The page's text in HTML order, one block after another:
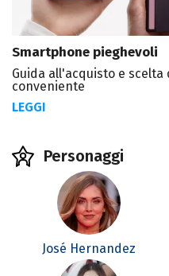
Smartphone pieghevoli
Guida all'acquisto e scelta
conveniente
LEGGI
Personaggi
José Hernandez